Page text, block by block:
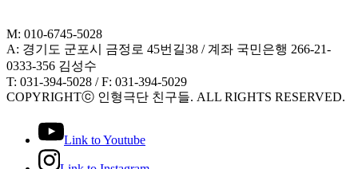
M: 010-6745-5028
A: 경기도 군포시 금정로 45번길38 / 계좌 국민은행 266-21-
0333-356 김성수
T: 031-394-5028 / F: 031-394-5029
COPYRIGHTⓒ 인형극단 친구들. ALL RIGHTS RESERVED.
Link to Youtube